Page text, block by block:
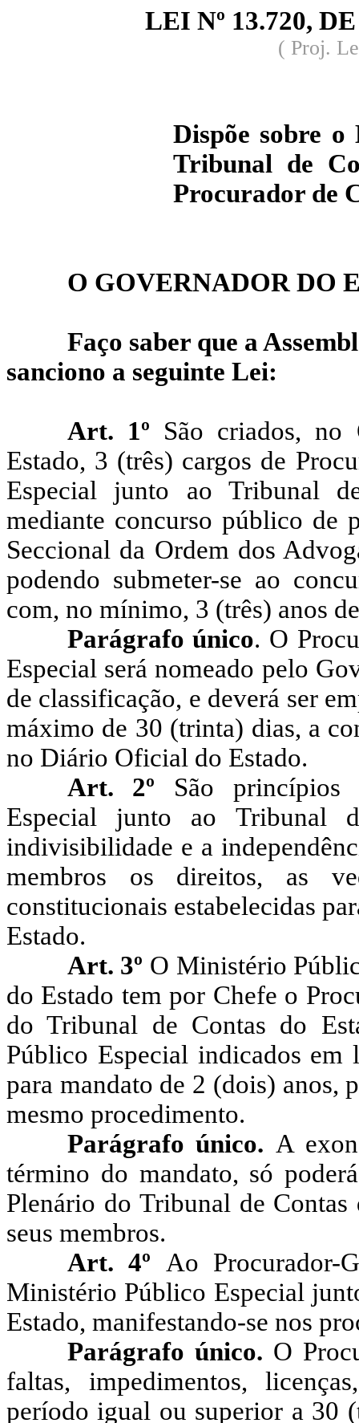
LEI Nº 13.720,
( Proj.
Dispõe sobre
Tribunal de
Procurador de
O GOVERNADOR DO
Faço saber que a
sanciono a seguinte Lei:
Art. 1º São criados,
Estado, 3 (três) cargos de
Especial junto ao Tribunal
mediante concurso público de
Seccional da Ordem dos
podendo submeter-se ao
com, no mínimo, 3 (três) anos
Parágrafo único. O
Especial será nomeado pelo
de classificação, e deverá ser
máximo de 30 (trinta) dias, a
no Diário Oficial do Estado.
Art. 2º São princípios
Especial junto ao Tribunal
indivisibilidade e a
membros os direitos, as
constitucionais estabelecidas
Estado.
Art. 3º O Ministério
do Estado tem por Chefe o
do Tribunal de Contas do
Público Especial indicados
para mandato de 2 (dois) anos,
mesmo procedimento.
Parágrafo único. A
término do mandato, só
Plenário do Tribunal de
seus membros.
Art. 4º Ao Procurador-
Ministério Público Especial
Estado, manifestando-se nos
Parágrafo único. O
faltas, impedimentos,
período igual ou superior a 30